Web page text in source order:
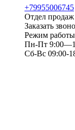
+79955006745
Отдел продаж
Заказать
Режим
Пн-Пт
Сб-Вс 09:00-